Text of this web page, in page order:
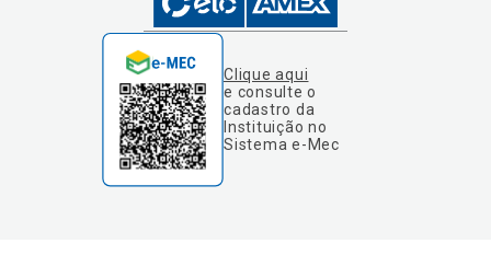
Clique aqui
e consulte o
cadastro da
Instituição no
Sistema e-Mec